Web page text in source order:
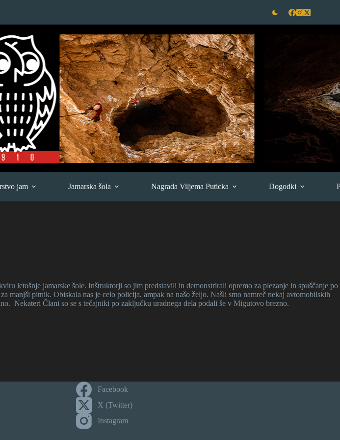
jam Jamarska šola Nagrada Viljema Puticka Dogodki
letošnje jamarske šole. Inštruktorji so jim predstavili in demonstrirali opremo za plezanje in spuščanje po
manjši pitnik. Obiskala nas je celo policija, ampak na našo željo. Našli smo namreč nekaj avtomobilskih
Nekateri Člani so se s tečajniki po zaključku uradnega dela podali še v Migutovo brezno.
Facebook
X (Twitter)
Instagram